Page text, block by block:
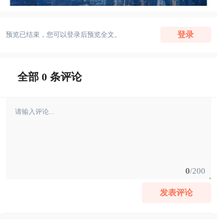
预览已结束，您可以登录后预览全文。 登录
全部 0 条评论
0/200
发表评论